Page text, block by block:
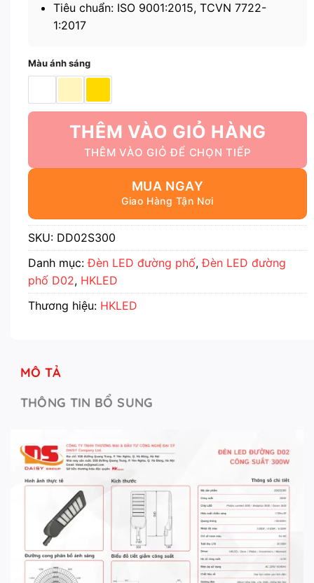
Tiêu chuẩn: ISO 9001:2015, TCVN 7722-
1:2017
Màu ánh sáng
THÊM VÀO GIỎ HÀNG
MUA NGAY
SKU: DD02S300
Danh mục:Đèn LED đường phố,Đèn LED đường
phố D02, HKLED
Thương hiệu: HKLED
MÔ TẢ
THÔNG TIN BỔ SUNG